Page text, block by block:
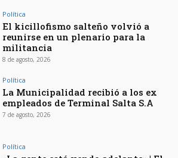
Política
El kicillofismo salteño volvió a
reunirse en un plenario para la
militancia
8 de agosto, 2026
Política
La Municipalidad recibió a los ex
empleados de Terminal Salta S.A
7 de agosto, 2026
Política